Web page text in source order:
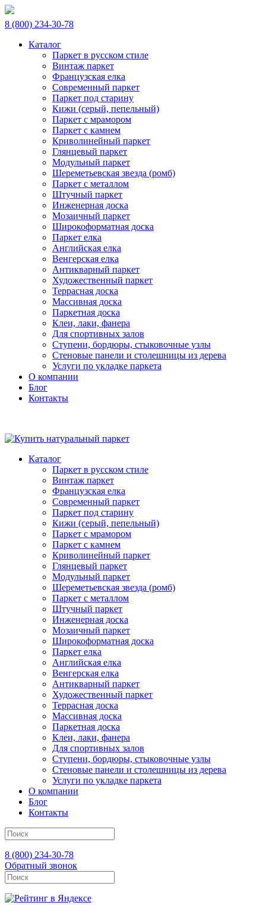
8 (800) 234-30-78
Каталог
Паркет в русском стиле
Винтаж паркет
Французская елка
Современный паркет
Паркет под старину
Кижи (серый, пепельный)
Паркет с мрамором
Паркет с камнем
Криволинейный паркет
Глянцевый паркет
Модульный паркет
Шереметьевская звезда (ромб)
Паркет с металлом
Штучный паркет
Инженерная доска
Мозаичный паркет
Широкоформатная доска
Паркет елка
Английская елка
Венгерская елка
Антикварный паркет
Художественный паркет
Террасная доска
Массивная доска
Паркетная доска
Клеи, лаки, фанера
Для спортивных залов
Ступени, бордюры, стыковочные узлы
Стеновые панели и столешницы из дерева
Услуги по укладке паркета
О компании
Блог
Контакты
Каталог
Паркет в русском стиле
Винтаж паркет
Французская елка
Современный паркет
Паркет под старину
Кижи (серый, пепельный)
Паркет с мрамором
Паркет с камнем
Криволинейный паркет
Глянцевый паркет
Модульный паркет
Шереметьевская звезда (ромб)
Паркет с металлом
Штучный паркет
Инженерная доска
Мозаичный паркет
Широкоформатная доска
Паркет елка
Английская елка
Венгерская елка
Антикварный паркет
Художественный паркет
Террасная доска
Массивная доска
Паркетная доска
Клеи, лаки, фанера
Для спортивных залов
Ступени, бордюры, стыковочные узлы
Стеновые панели и столешницы из дерева
Услуги по укладке паркета
О компании
Блог
Контакты
8 (800) 234-30-78
Обратный звонок